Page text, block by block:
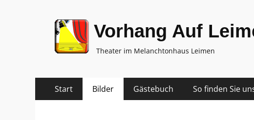
Vorhang Auf
Theater im Melanchtonhaus Leimen
Primäres
Menü
Inhalt
Start Bilder Gästebuch So finden Sie